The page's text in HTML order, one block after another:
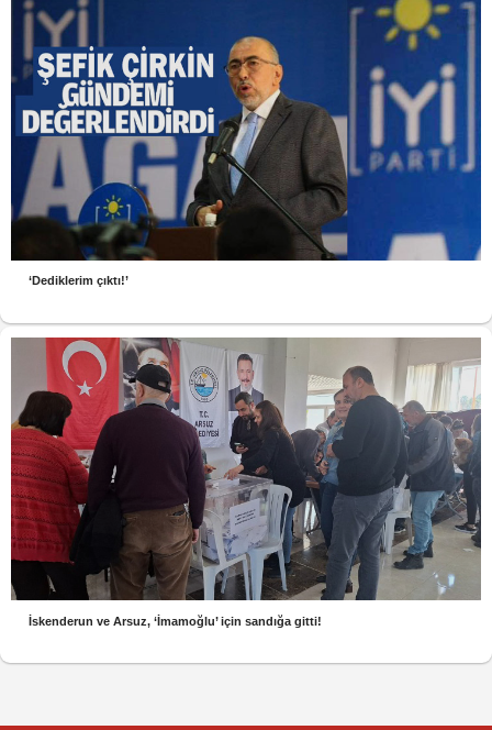
‘Dediklerim çıktı!’
İskenderun ve Arsuz, ‘İmamoğlu’ için sandığa gitti!